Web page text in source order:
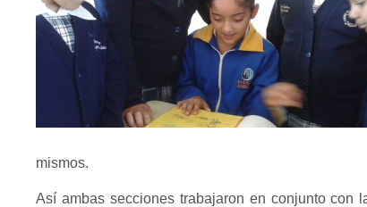
mismos.
Así ambas secciones trabajaron en conjunto con